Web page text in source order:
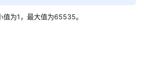
值为1，最大值为65535。